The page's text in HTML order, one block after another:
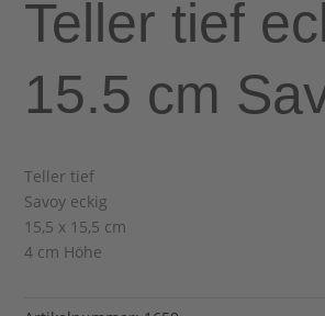
Teller tief
15.5 cm
Teller tief
Savoy eckig
15,5 x 15,5 cm
4 cm Höhe